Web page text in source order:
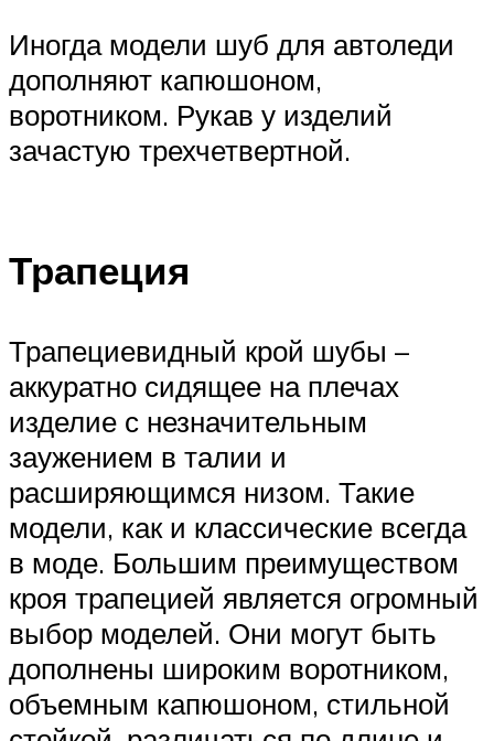
Иногда модели шуб для автоледи
дополняют капюшоном,
воротником. Рукав у изделий
зачастую трехчетвертной.
Трапеция
Трапециевидный крой шубы –
аккуратно сидящее на плечах
изделие с незначительным
заужением в талии и
расширяющимся низом. Такие
модели, как и классические всегда
в моде. Большим преимуществом
кроя трапецией является огромный
выбор моделей. Они могут быть
дополнены широким воротником,
объемным капюшоном, стильной